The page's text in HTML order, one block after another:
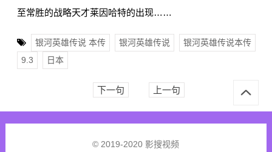
至常胜的战略天才莱因哈特的出现……
银河英雄传说 本传 银河英雄传说
银河英雄传说本传
9.3
日本
下一句 上一句
© 2019-2020 影搜视频